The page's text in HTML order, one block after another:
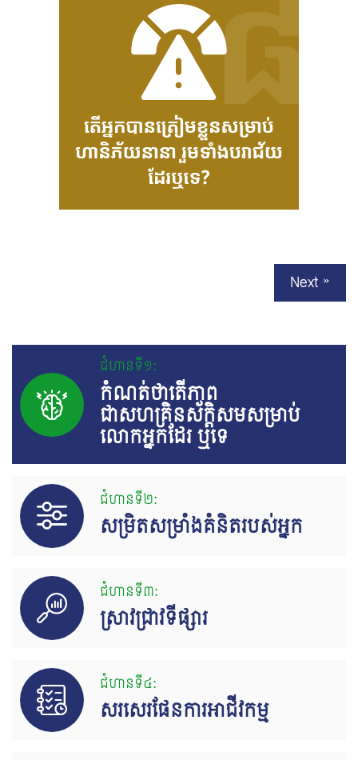
Next »
ជំហានទី១:
កំណត់ថាតើភាព
ជាសហគ្រិនស័ក្តិសមសម្រាប់
លោកអ្នកដែរ ឬទេ
ជំហានទី២:
សម្រិតសម្រាំងគំនិតរបស់អ្នក
ជំហានទី៣:
ស្រាវជ្រាវទីផ្សារ
ជំហានទី៤:
សរសេរផែនការអាជីវកម្ម